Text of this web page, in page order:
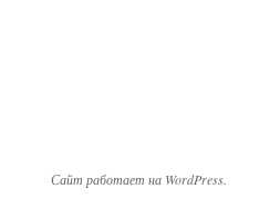
Сайт работает на WordPress.